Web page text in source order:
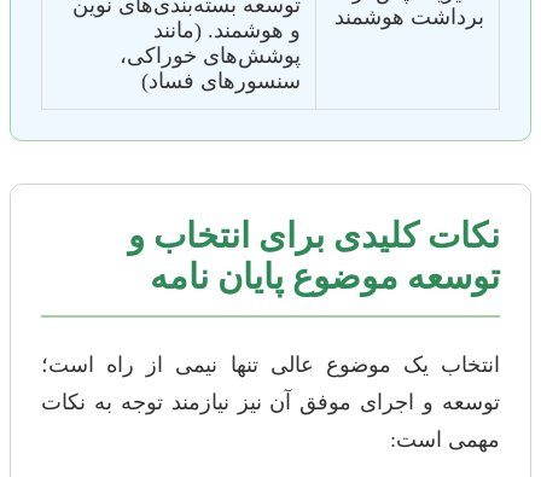
برداشت هوشمند
توسعه بسته‌بندی‌های نوین
و هوشمند. (مانند
پوشش‌های خوراکی،
سنسورهای فساد)
نکات کلیدی برای انتخاب و
توسعه موضوع پایان نامه
انتخاب یک موضوع عالی تنها نیمی از راه است؛
توسعه و اجرای موفق آن نیز نیازمند توجه به نکات
مهمی است: